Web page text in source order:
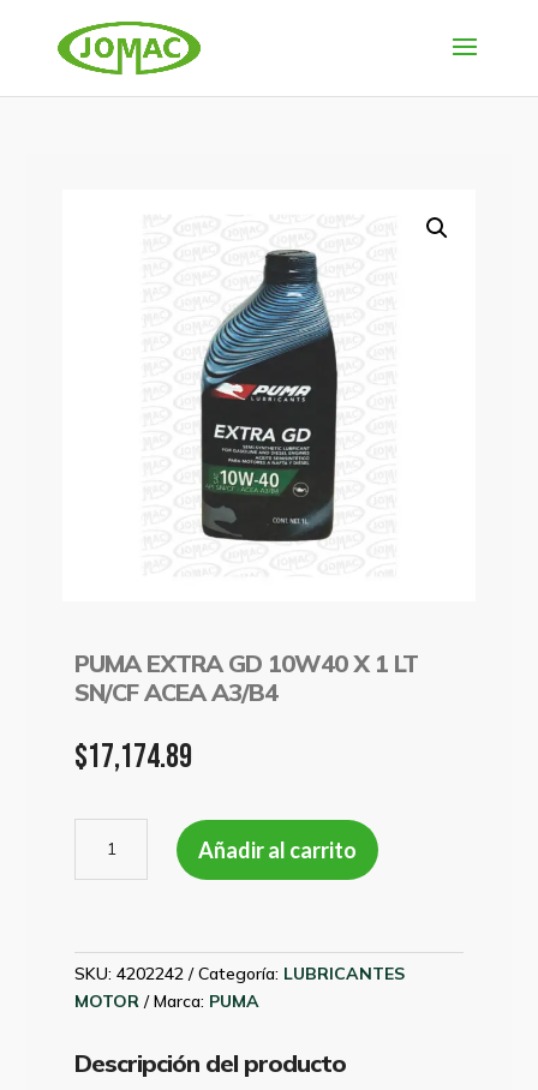
PUMA EXTRA GD 10W40 X 1 LT
SN/CF ACEA A3/B4
$17,174.89
EXTRA
GD
1
LT
ACEA
A3/B4
Añadir al carrito
SKU:4202242 Categoría: LUBRICANTES
MOTOR
Marca: PUMA
Descripción del producto